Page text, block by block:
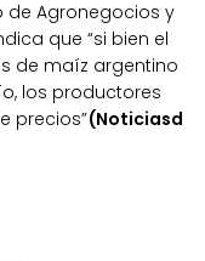
de Agronegocios y
que “si bien el
de maíz argentino
los productores
precios”(Noticiasd